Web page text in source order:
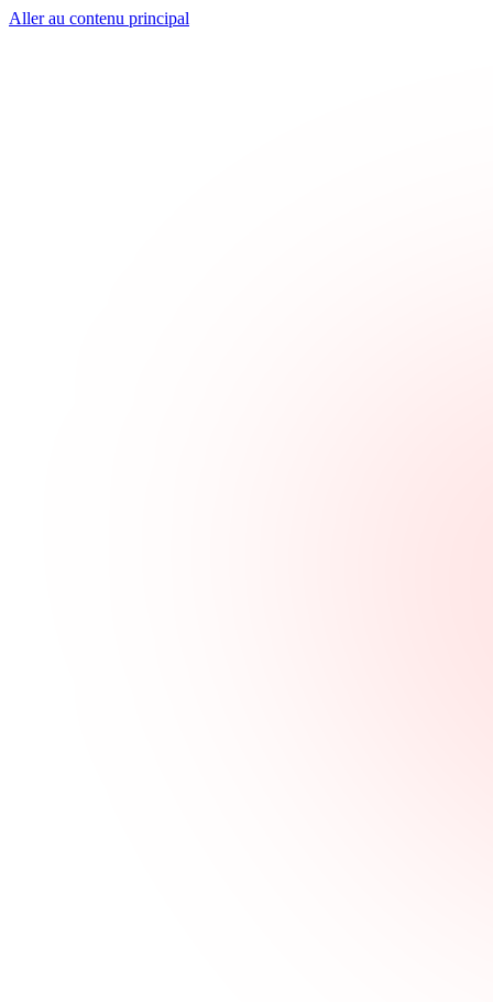
Aller au contenu principal